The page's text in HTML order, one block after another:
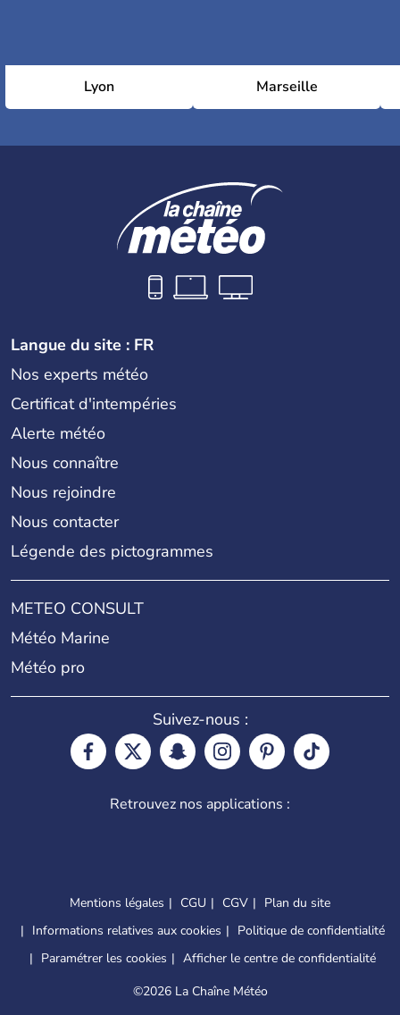
Lyon Marseille
Langue du site : FR
Nos experts météo
Certificat d'intempéries
Alerte météo
Nous connaître
Nous rejoindre
Nous contacter
Légende des pictogrammes
METEO CONSULT
Météo Marine
Météo pro
Suivez-nous :
Retrouvez nos applications :
Mentions légales CGU CGV
Plan du site
Informations relatives aux cookies
Politique de confidentialité
Paramétrer les cookies
Afficher le centre de confidentialité
©2026 La Chaîne Météo